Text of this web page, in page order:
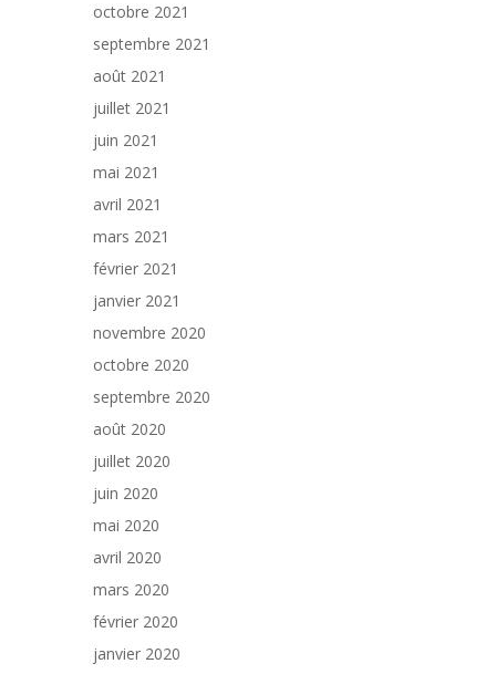
octobre 2021
septembre 2021
août 2021
juillet 2021
juin 2021
mai 2021
avril 2021
mars 2021
février 2021
janvier 2021
novembre 2020
octobre 2020
septembre 2020
août 2020
juillet 2020
juin 2020
mai 2020
avril 2020
mars 2020
février 2020
janvier 2020